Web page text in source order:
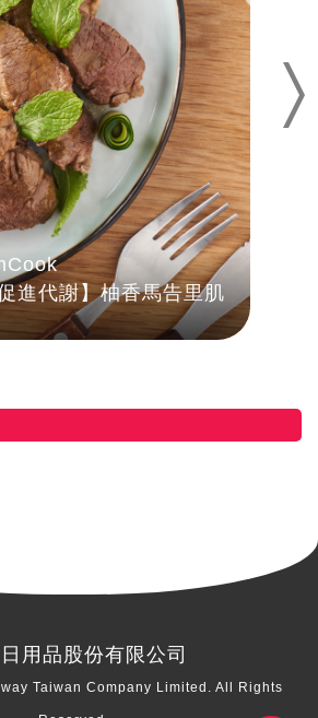
進代謝】柚香馬告里肌
Next
用品股份有限公司
Taiwan Company Limited. All Rights